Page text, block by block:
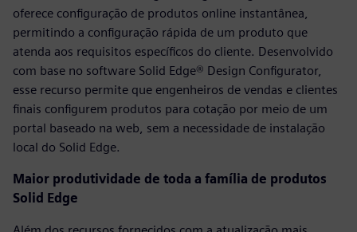
oferece configuração de produtos online instantânea,
permitindo a configuração rápida de um produto que
atenda aos requisitos específicos do cliente. Desenvolvido
com base no software Solid Edge® Design Configurator,
esse recurso permite que engenheiros de vendas e clientes
finais configurem produtos para cotação por meio de um
portal baseado na web, sem a necessidade de instalação
local do Solid Edge.
Maior produtividade de toda a família de produtos
Solid Edge